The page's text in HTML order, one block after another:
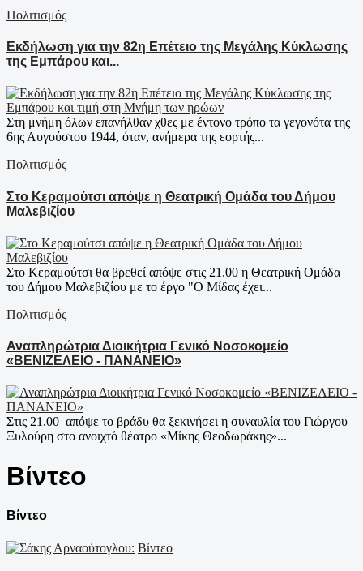
Πολιτισμός
Εκδήλωση για την 82η Επέτειο της Μεγάλης Κύκλωσης
της Εμπάρου και...
Στη μνήμη όλων επανήλθαν χθες με έντονο τρόπο τα γεγονότα της
6ης Αυγούστου 1944, όταν, ανήμερα της εορτής...
Πολιτισμός
Στο Κεραμούτσι απόψε η Θεατρική Ομάδα του Δήμου
Μαλεβιζίου
Στο Κεραμούτσι θα βρεθεί απόψε στις 21.00 η Θεατρική Ομάδα
του Δήμου Μαλεβιζίου με το έργο "Ο Μίδας έχει...
Πολιτισμός
Αναπληρώτρια Διοικήτρια Γενικό Νοσοκομείο
«ΒΕΝΙΖΕΛΕΙΟ - ΠΑΝΑΝΕΙΟ»
Στις 21.00 απόψε το βράδυ θα ξεκινήσει η συναυλία του Γιώργου
Ξυλούρη στο ανοιχτό θέατρο «Μίκης Θεοδωράκης»...
Βίντεο
Βίντεο
Βίντεο